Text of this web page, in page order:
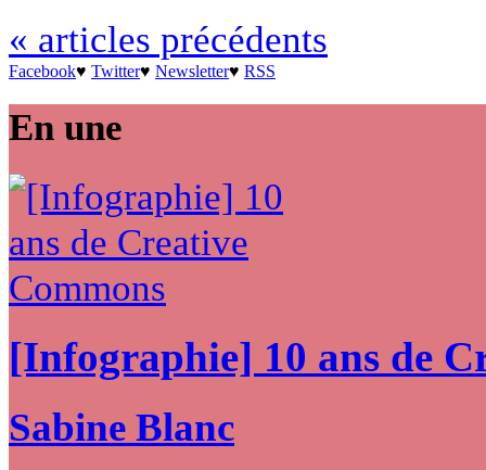
« articles précédents
Facebook♥ Twitter♥ Newsletter♥ RSS
En une
[Infographie] 10 ans de
Sabine Blanc